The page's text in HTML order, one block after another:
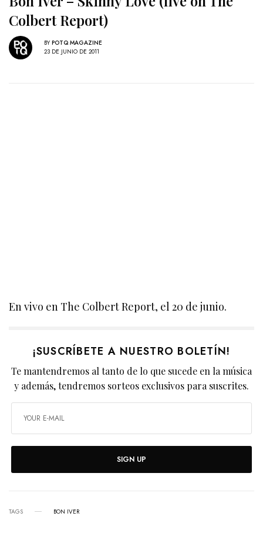
Colbert Report)
BY POTQ MAGAZINE
23 DE JUNIO DE 2011
En vivo en The Colbert Report, el 20 de junio.
¡SUSCRÍBETE A NUESTRO BOLETÍN!
Te mantendremos al tanto de lo que sucede en la música
y además, tendremos sorteos exclusivos para suscrites.
SIGN UP
TAGS BON IVER